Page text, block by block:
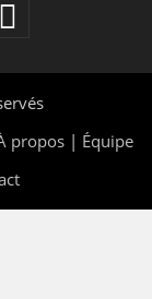
propos | Équipe